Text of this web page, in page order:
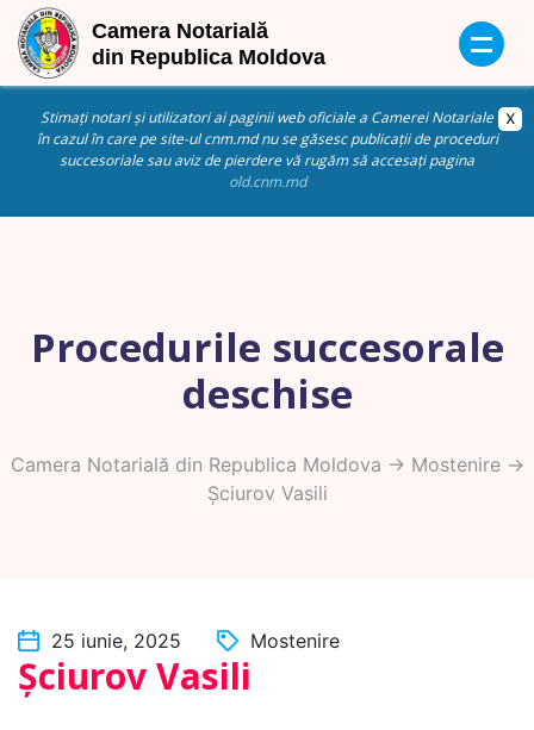
Stimați notari și utilizatori ai paginii web oficiale a Camerei Notariale
în cazul în care pe site-ul cnm.md nu se găsesc publicații de proceduri
succesoriale sau aviz de pierdere vă rugăm să accesați pagina
old.cnm.md
Procedurile succesorale
deschise
Camera Notarială din Republica Moldova -> Mostenire->
Șciurov Vasili
25 iunie, 2025 Mostenire
Șciurov Vasili